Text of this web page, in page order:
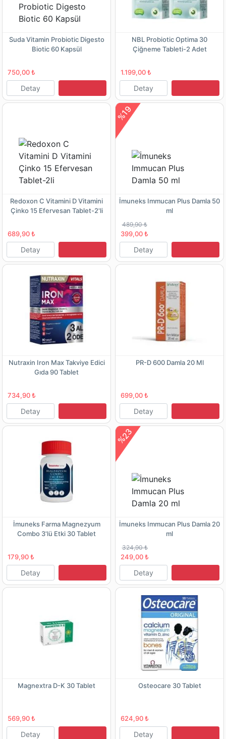
Suda Vitamin Probiotic Digesto
Biotic 60 Kapsül
750,00 ₺
Detay
NBL Probiotic Optima 30
Çiğneme Tableti-2 Adet
1.199,00 ₺
Detay
Redoxon C Vitamini D Vitamini
Çinko 15 Efervesan Tablet-2'li
689,90 ₺
Detay
%19
İmuneks Immucan Plus Damla 50
ml
489,90 ₺
399,00 ₺
Detay
Nutraxin Iron Max Takviye Edici
Gıda 90 Tablet
734,90 ₺
Detay
PR-D 600 Damla 20 Ml
699,00 ₺
Detay
İmuneks Farma Magnezyum
Combo 3'lü Etki 30 Tablet
179,90 ₺
Detay
%23
İmuneks Immucan Plus Damla 20
ml
324,90 ₺
249,00 ₺
Detay
Magnextra D-K 30 Tablet
569,90 ₺
Detay
Osteocare 30 Tablet
624,90 ₺
Detay